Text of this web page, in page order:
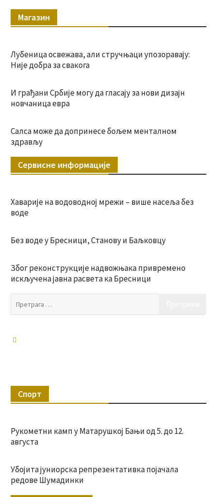
Магазин
Лубеница освежава, али стручњаци упозоравају:
Није добра за свакога
И грађани Србије могу да гласају за нови дизајн
новчаница евра
Салса може да допринесе бољем менталном
здрављу
Сервисне информације
Хаварије на водоводној мрежи – више насеља без
воде
Без воде у Бресници, Станову и Баљковцу
Због реконструкције надвожњака привремено
искључена јавна расвета ка Бресници
Спорт
Рукометни камп у Матарушкој Бањи од 5. до 12.
августа
Убојита јуниорска репрезентативка појачала
редове Шумадинки